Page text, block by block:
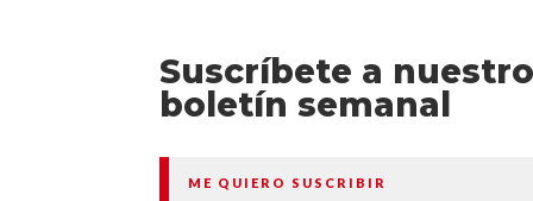
Suscríbete a
boletín semanal
ME QUIERO SUSCRIBIR